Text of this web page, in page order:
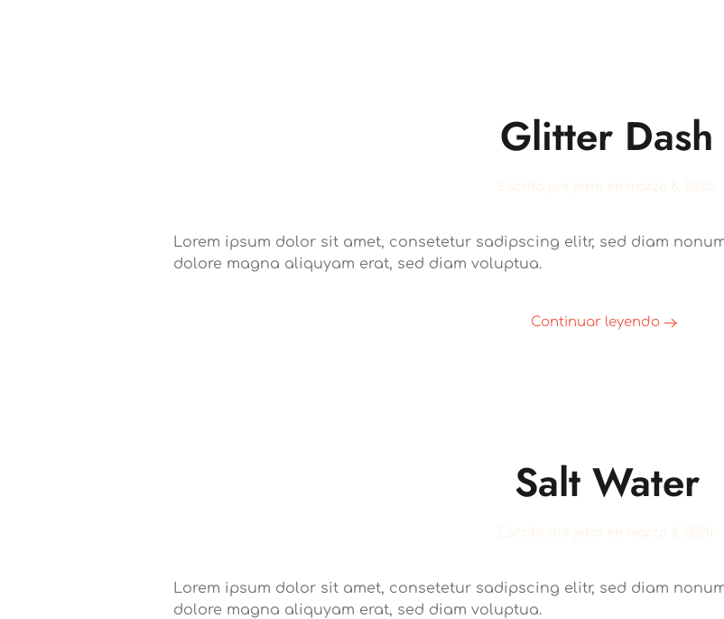
Glitter Dash
Escrito por jetro en marzo 8, 2020.
Lorem ipsum dolor sit amet, consetetur sadipscing elitr, sed diam
dolore magna aliquyam erat, sed diam voluptua.
Continuar leyendo
Salt Water
Escrito por jetro en marzo 8, 2020.
Lorem ipsum dolor sit amet, consetetur sadipscing elitr, sed diam
dolore magna aliquyam erat, sed diam voluptua.